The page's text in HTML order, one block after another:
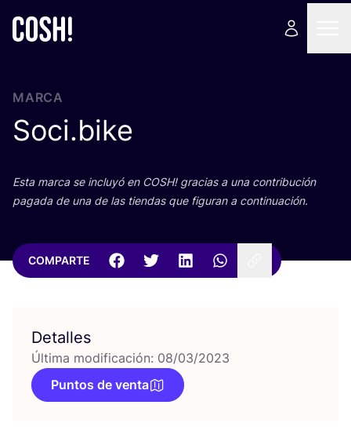
MARCA
Soci.bike
Esta mar­ca se inclu­yó en COSH! gra­cias a una con­tri­bu­ción
paga­da de una de las tien­das que figu­ran a continuación.
COMPARTE
Detalles
Última modificación: 08/03/2023
Puntos de venta